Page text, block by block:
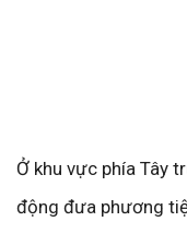
Ở khu vực phía Tây
động đưa phương